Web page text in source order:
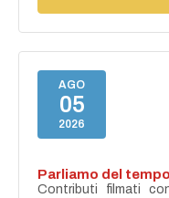
AGO
05
2026
Parliamo del tempo
Contributi filmati